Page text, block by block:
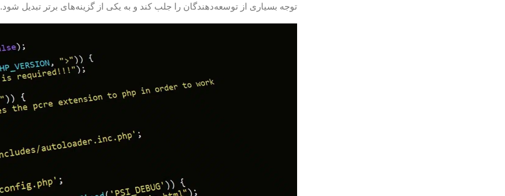
توجه بسیاری از توسعه‌دهندگان را جلب کند و به یکی از گزینه‌های برتر تبدیل شود.